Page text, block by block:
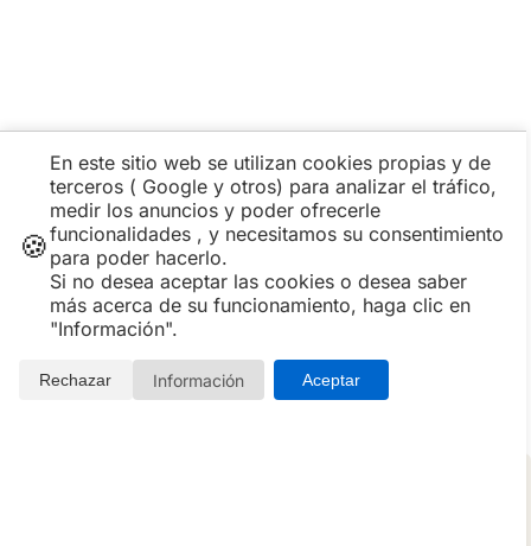
Planes para San Valentin de años pasados
De aquí en adelante aparecen paquetes de San Valentín
de años anteriores. A medida que los hoteles publican
sus nuevas escapadas y ofertas de cenas para 2026,
estos planes se actualizan o pasan a formar parte del
histórico como referencia de las experiencias que se han
ofrecido en celebraciones pasadas.
🍪
En este sitio web se utilizan cookies propias y de
terceros ( Google y otros) para analizar el tráfico,
medir los anuncios y poder ofrecerle
funcionalidades , y necesitamos su consentimiento
para poder hacerlo.
Si no desea aceptar las cookies o desea saber
más acerca de su funcionamiento, haga clic en
"Información".
Rechazar Información Aceptar